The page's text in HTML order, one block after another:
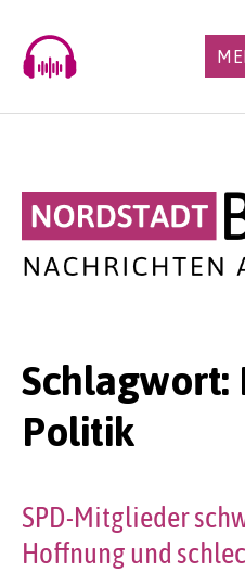
content
Schlagwort:
Politik
SPD-Mitglieder
Hoffnung und